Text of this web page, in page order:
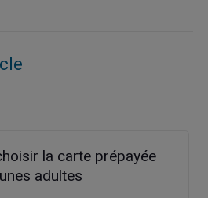
la carte prépayée
adultes